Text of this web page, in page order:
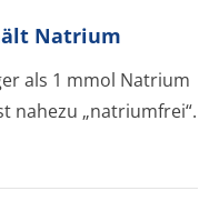
Natrium
als 1 mmol Natrium
nahezu „natriumfrei“.